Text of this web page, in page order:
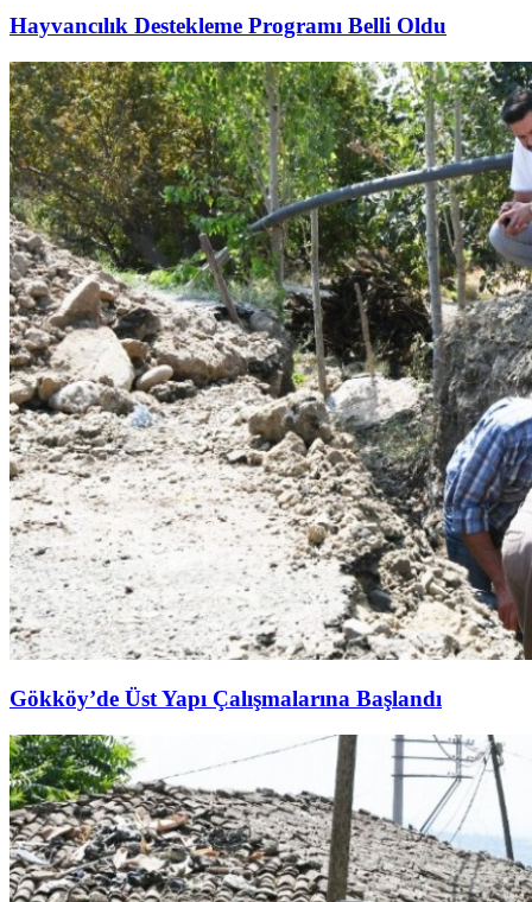
Hayvancılık Destekleme Programı Belli Oldu
Gökköy’de Üst Yapı Çalışmalarına Başlandı